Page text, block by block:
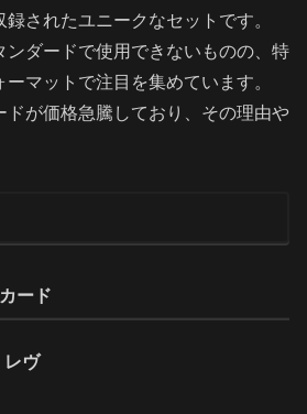
されたユニークなセットです。
ンダードで使用できないものの、特
マットで注目を集めています。
ドが価格急騰しており、その理由や
ード
レヴ